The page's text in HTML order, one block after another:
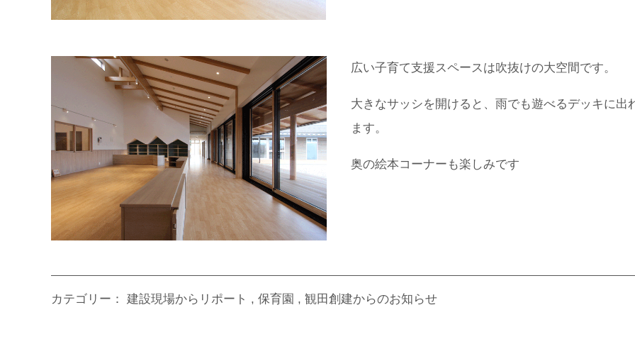
広い子育て支援スペースは吹抜けの大空間です。
大きなサッシを開けると、雨でも遊べるデッキに出
ます。
奥の絵本コーナーも楽しみです
カテゴリー： 建設現場からリポート 保育園 観田創建からのお知らせ